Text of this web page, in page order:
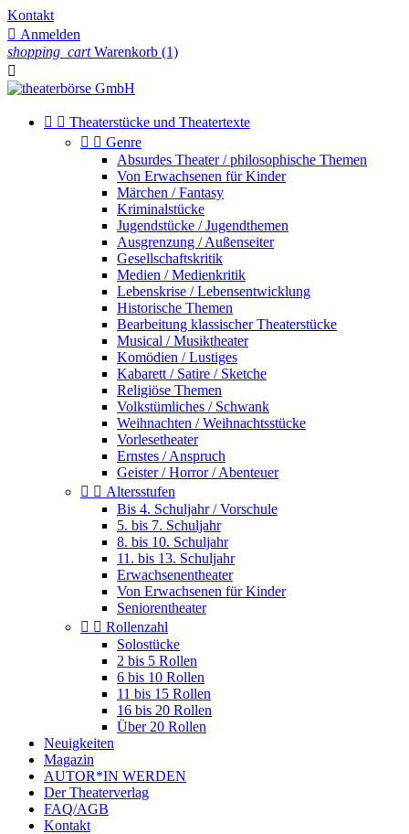
Kontakt
 Anmelden
shopping_cart Warenkorb (1)

  Theaterstücke und Theatertexte
  Genre
Absurdes Theater / philosophische Themen
Von Erwachsenen für Kinder
Märchen / Fantasy
Kriminalstücke
Jugendstücke / Jugendthemen
Ausgrenzung / Außenseiter
Gesellschaftskritik
Medien / Medienkritik
Lebenskrise / Lebensentwicklung
Historische Themen
Bearbeitung klassischer Theaterstücke
Musical / Musiktheater
Komödien / Lustiges
Kabarett / Satire / Sketche
Religiöse Themen
Volkstümliches / Schwank
Weihnachten / Weihnachtsstücke
Vorlesetheater
Ernstes / Anspruch
Geister / Horror / Abenteuer
  Altersstufen
Bis 4. Schuljahr / Vorschule
5. bis 7. Schuljahr
8. bis 10. Schuljahr
11. bis 13. Schuljahr
Erwachsenentheater
Von Erwachsenen für Kinder
Seniorentheater
  Rollenzahl
Solostücke
2 bis 5 Rollen
6 bis 10 Rollen
11 bis 15 Rollen
16 bis 20 Rollen
Über 20 Rollen
Neuigkeiten
Magazin
AUTOR*IN WERDEN
Der Theaterverlag
FAQ/AGB
Kontakt